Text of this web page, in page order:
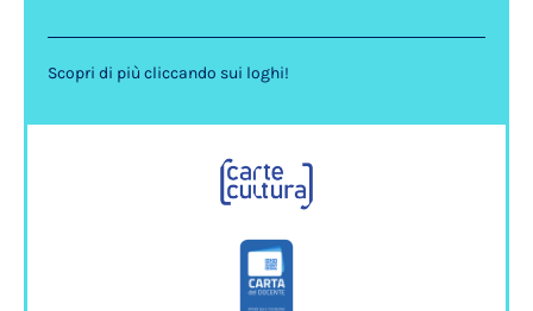
Scopri di più cliccando sui loghi!